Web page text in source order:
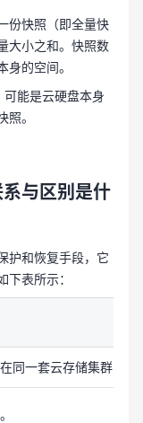
份快照（即全量快
大小之和。快照数
的空间。
能是云硬盘本身
。
与区别是什
护和恢复手段，它
表所示：
同一套云存储集群中。